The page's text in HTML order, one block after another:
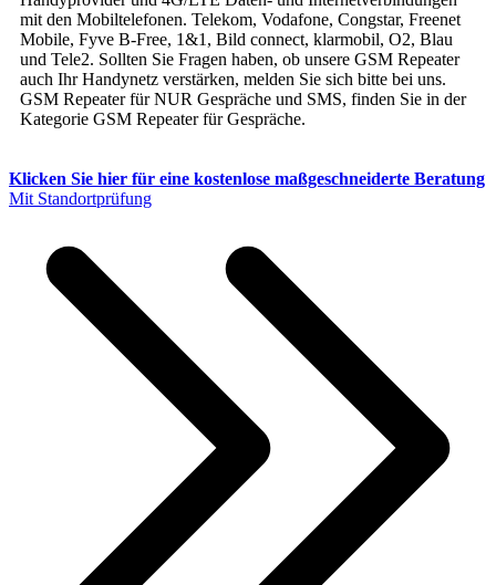
mit den Mobiltelefonen. Telekom, Vodafone, Congstar, Freenet
Mobile, Fyve B-Free, 1&1, Bild connect, klarmobil, O2, Blau
und Tele2. Sollten Sie Fragen haben, ob unsere GSM Repeater
auch Ihr Handynetz verstärken, melden Sie sich bitte bei uns.
GSM Repeater für NUR Gespräche und SMS, finden Sie in der
Kategorie GSM Repeater für Gespräche.
Klicken Sie hier für eine kostenlose maßgeschneiderte Beratung
Mit Standortprüfung